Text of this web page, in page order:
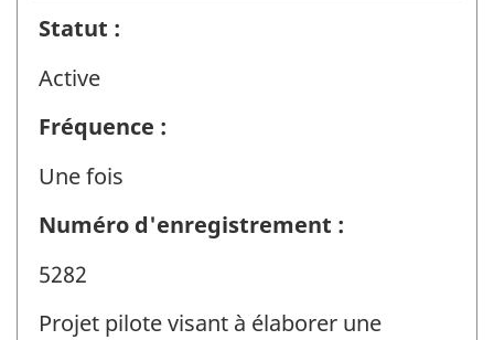
Statut :
Active
Fréquence :
Une fois
Numéro d'enregistrement :
5282
Projet pilote visant à élaborer une